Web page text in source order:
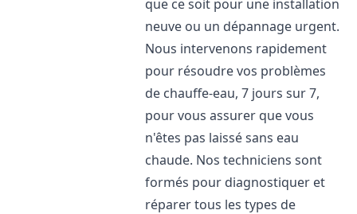
que ce soit pour une installation
neuve ou un dépannage urgent.
Nous intervenons rapidement
pour résoudre vos problèmes
de chauffe-eau, 7 jours sur 7,
pour vous assurer que vous
n'êtes pas laissé sans eau
chaude. Nos techniciens sont
formés pour diagnostiquer et
réparer tous les types de